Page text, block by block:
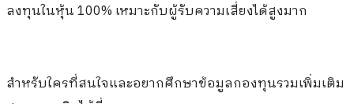
ลงทุนในหุ้น 100% เหมาะกับผู้รับความเสี่ยงได้สูงมาก
สำหรับใครที่สนใจและอยากศึกษาข้อมูลกองทุนรวมเพิ่มเติม